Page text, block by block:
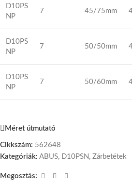
D10PS
NP
7 45/75mm
D10PS
NP
7 50/50mm
D10PS
NP
7 50/60mm
Méret útmutató
Cikkszám: 562648
Kategóriák: ABUS, D10PSN , Zárbetétek
Megosztás: